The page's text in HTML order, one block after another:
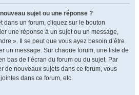
sujet ou une réponse ?
dans un forum, cliquez sur le bouton
une réponse à un sujet ou un message,
». Il se peut que vous ayez besoin d’être
un message. Sur chaque forum, une liste de
bas de l’écran du forum ou du sujet. Par
de nouveaux sujets dans ce forum, vous
dans ce forum, etc.